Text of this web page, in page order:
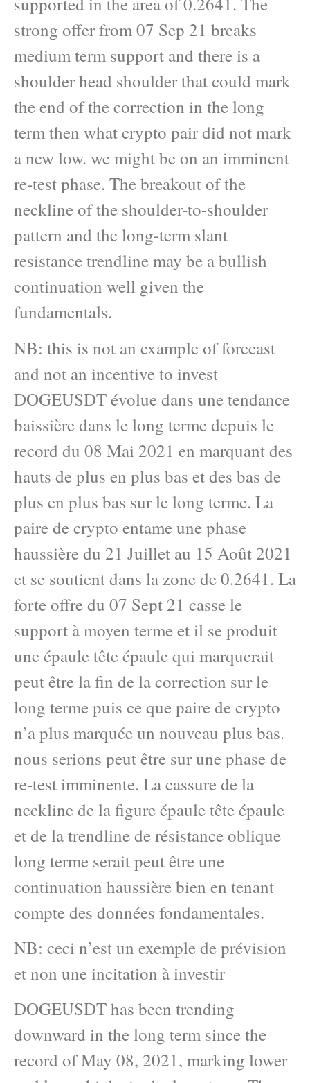
strong offer from 07 Sep 21 breaks
medium term support and there is a
shoulder head shoulder that could mark
the end of the correction in the long
term then what crypto pair did not mark
a new low. we might be on an imminent
re-test phase. The breakout of the
neckline of the shoulder-to-shoulder
pattern and the long-term slant
resistance trendline may be a bullish
continuation well given the
fundamentals.
NB: this is not an example of forecast
and not an incentive to invest
DOGEUSDT évolue dans une tendance
baissière dans le long terme depuis le
record du 08 Mai 2021 en marquant des
hauts de plus en plus bas et des bas de
plus en plus bas sur le long terme. La
paire de crypto entame une phase
haussière du 21 Juillet au 15 Août 2021
et se soutient dans la zone de 0.2641. La
forte offre du 07 Sept 21 casse le
support à moyen terme et il se produit
une épaule tête épaule qui marquerait
peut être la fin de la correction sur le
long terme puis ce que paire de crypto
n’a plus marquée un nouveau plus bas.
nous serions peut être sur une phase de
re-test imminente. La cassure de la
neckline de la figure épaule tête épaule
et de la trendline de résistance oblique
long terme serait peut être une
continuation haussière bien en tenant
compte des données fondamentales.
NB: ceci n’est un exemple de prévision
et non une incitation à investir
DOGEUSDT has been trending
downward in the long term since the
record of May 08, 2021, marking lower